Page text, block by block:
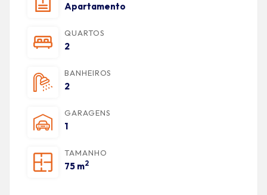
Apartamento
QUARTOS
2
BANHEIROS
2
GARAGENS
1
TAMANHO
75 m2